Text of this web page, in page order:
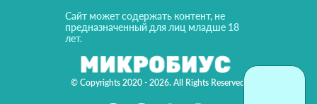
© Copyrights 2020 - 2026. All Rights Reserved!
Сайт может содержать контент, не
предназначенный для лиц младше 18
лет.